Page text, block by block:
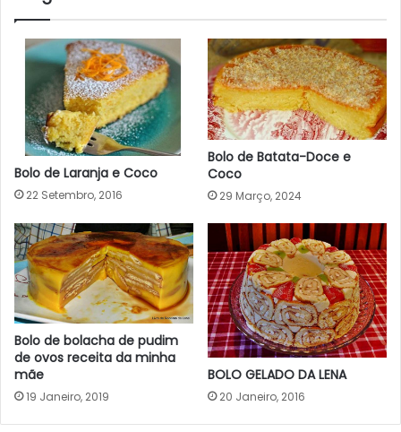
Bolo de Laranja e Coco
22 Setembro, 2016
Bolo de Batata-Doce e
Coco
29 Março, 2024
Bolo de bolacha de pudim
de ovos receita da minha
mãe
19 Janeiro, 2019
BOLO GELADO DA LENA
20 Janeiro, 2016